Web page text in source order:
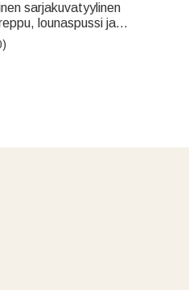
sarjakuvatyylinen
lounaspussi ja
on nimi ja numero –
lapsille, koripalloilijoille ja